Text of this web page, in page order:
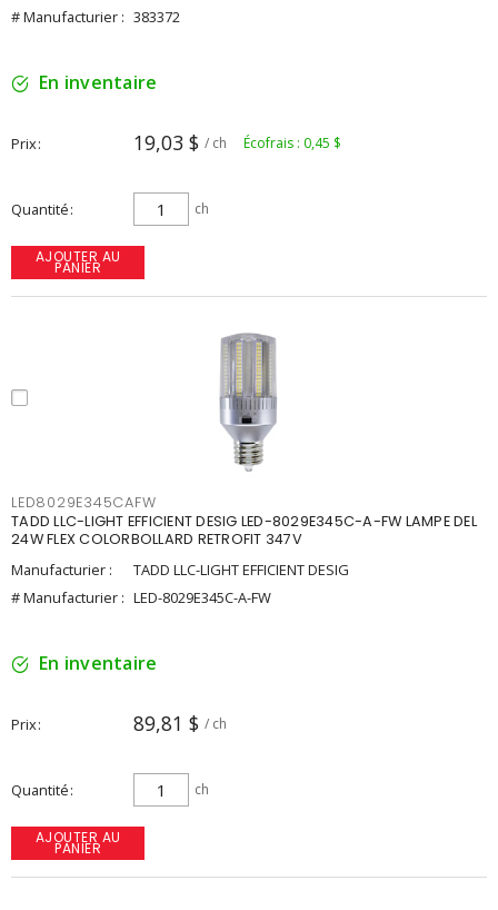
# Manufacturier : 383372
En inventaire
Prix 19,03 $ / ch Écofrais : 0,45 $
Quantité ch
AJOUTER AU
PANIER
LED8029E345CAFW
TADD LLC-LIGHT EFFICIENT DESIG LED-8029E345C-A-FW LAMPE DEL
24W FLEX COLORBOLLARD RETROFIT 347V
Manufacturier :
TADD LLC-LIGHT EFFICIENT DESIG
# Manufacturier : LED-8029E345C-A-FW
En inventaire
Prix 89,81 $ / ch
Quantité ch
AJOUTER AU
PANIER